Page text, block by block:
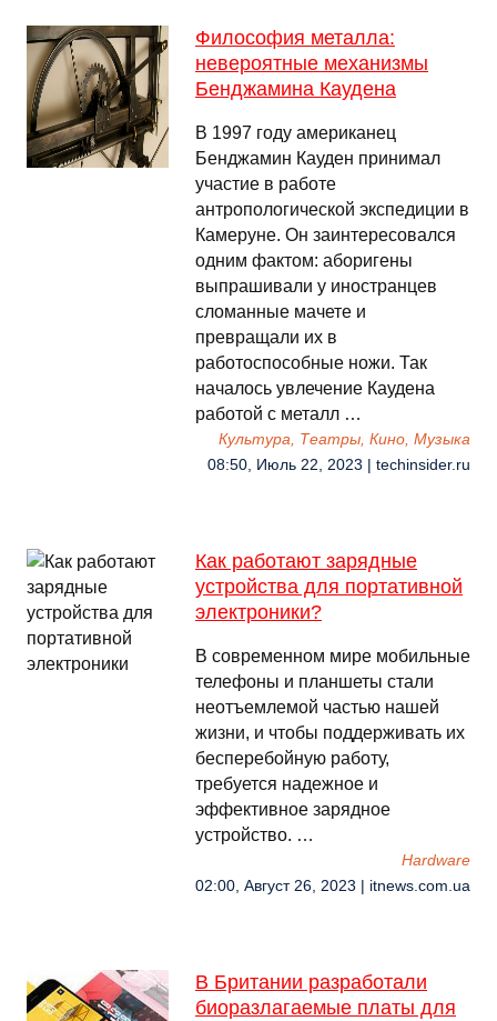
Философия металла:
невероятные механизмы
Бенджамина Каудена
В 1997 году американец
Бенджамин Кауден принимал
участие в работе
антропологической экспедиции в
Камеруне. Он заинтересовался
одним фактом: аборигены
выпрашивали у иностранцев
сломанные мачете и
превращали их в
работоспособные ножи. Так
началось увлечение Каудена
работой с металл …
Культура, Театры, Кино, Музыка
08:50, Июль 22, 2023 | techinsider.ru
Как работают зарядные
устройства для портативной
электроники?
В современном мире мобильные
телефоны и планшеты стали
неотъемлемой частью нашей
жизни, и чтобы поддерживать их
бесперебойную работу,
требуется надежное и
эффективное зарядное
устройство. …
Hardware
02:00, Август 26, 2023 | itnews.com.ua
В Британии разработали
биоразлагаемые платы для